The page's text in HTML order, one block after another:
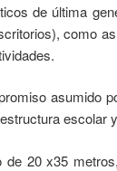
de última
como
asumido
escolar
20 x35